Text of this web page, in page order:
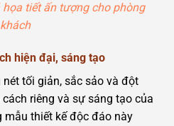
tiết ấn tượng cho phòng
khách
hiện đại, sáng tạo
tối giản, sắc sảo và đột
riêng và sự sáng tạo của
mẫu thiết kế độc đáo này